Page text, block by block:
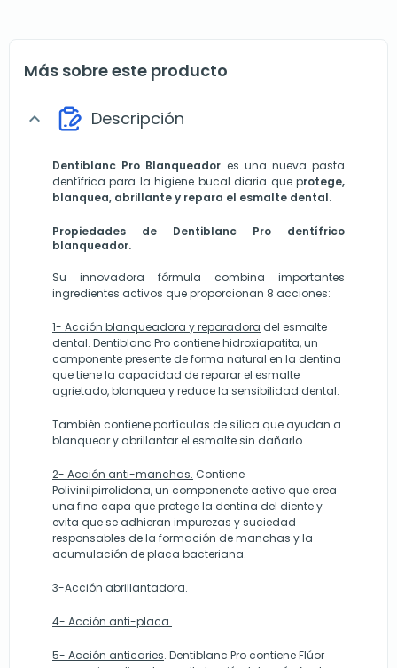
Más sobre este producto
expand_more Descripción
Dentiblanc Pro Blanqueador es una nueva pasta
dentífrica para la higiene bucal diaria que protege,
blanquea, abrillante y repara el esmalte dental.
Propiedades de Dentiblanc Pro dentífrico
blanqueador.
Su innovadora fórmula combina importantes
ingredientes activos que proporcionan 8 acciones:
1- Acción blanqueadora y reparadora del esmalte
dental. Dentiblanc Pro contiene hidroxiapatita, un
componente presente de forma natural en la dentina
que tiene la capacidad de reparar el esmalte
agrietado, blanquea y reduce la sensibilidad dental.
También contiene partículas de sílica que ayudan a
blanquear y abrillantar el esmalte sin dañarlo.
2- Acción anti-manchas. Contiene
Polivinilpirrolidona, un componenete activo que crea
una fina capa que protege la dentina del diente y
evita que se adhieran impurezas y suciedad
responsables de la formación de manchas y la
acumulación de placa bacteriana.
3-Acción abrillantadora.
4- Acción anti-placa.
5- Acción anticaries. Dentiblanc Pro contiene Flúor